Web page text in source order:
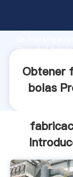
Agarrando
Shanghai
Obtener
bolas